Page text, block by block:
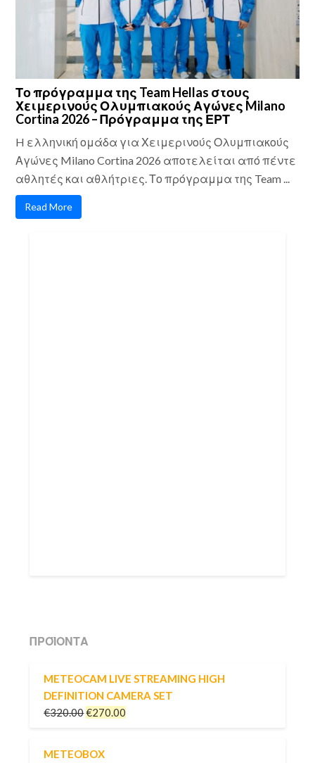
Το πρόγραμμα της Team Hellas στους
Χειμερινούς Ολυμπιακούς Αγώνες Milano
Cortina 2026 – Πρόγραμμα της ΕΡΤ
H ελληνική ομάδα για Χειμερινούς Ολυμπιακούς
Αγώνες Milano Cortina 2026 αποτελείται από πέντε
αθλητές και αθλήτριες. Το πρόγραμμα της Team ...
Read More
ΠΡΟΪΌΝΤΑ
METEOCAM LIVE STREAMING HIGH
DEFINITION CAMERA SET
€320.00€270.00
METEOBOX